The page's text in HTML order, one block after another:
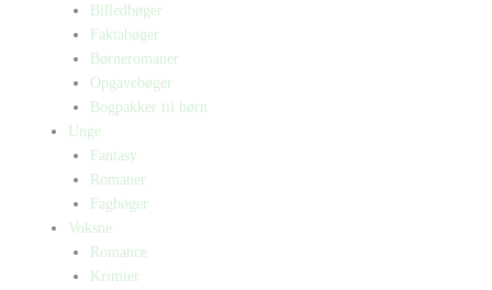
Billedbøger
Faktabøger
Børneromaner
Opgavebøger
Bogpakker til børn
Unge
Fantasy
Romaner
Fagbøger
Voksne
Romance
Krimier